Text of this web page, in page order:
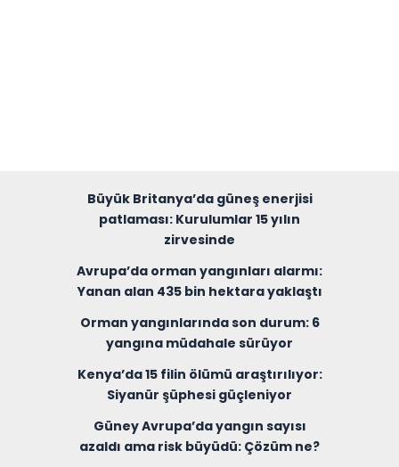
Büyük Britanya’da güneş enerjisi
patlaması: Kurulumlar 15 yılın
zirvesinde
Avrupa’da orman yangınları alarmı:
Yanan alan 435 bin hektara yaklaştı
Orman yangınlarında son durum: 6
yangına müdahale sürüyor
Kenya’da 15 filin ölümü araştırılıyor:
Siyanür şüphesi güçleniyor
Güney Avrupa’da yangın sayısı
azaldı ama risk büyüdü: Çözüm ne?